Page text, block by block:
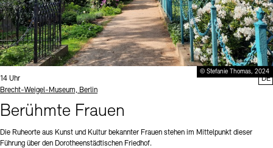
© Stefanie Thomas, 2024
Uhrzeit:
14 Uhr
Standort
Brecht-Weigel-Museum, Berlin
Berühmte Frauen
Die Ruheorte aus Kunst und Kultur bekannter Frauen stehen im Mittelpunkt dieser
Führung über den Dorotheenstädtischen Friedhof.
DE